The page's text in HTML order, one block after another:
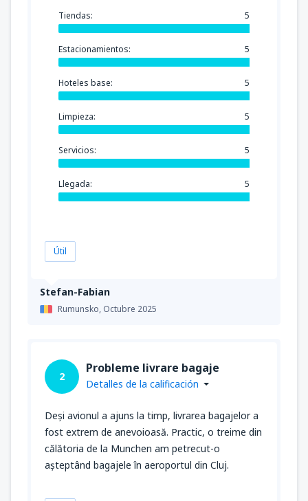
Stefan-Fabian
Rumunsko, Octubre 2025
Tiendas: 5
Estacionamientos: 5
Hoteles base: 5
Limpieza: 5
Servicios: 5
Llegada: 5
Útil
2
Probleme livrare bagaje
Detalles de la calificación
Deși avionul a ajuns la timp, livrarea bagajelor a
fost extrem de anevoioasă. Practic, o treime din
călătoria de la Munchen am petrecut-o
așteptând bagajele în aeroportul din Cluj.